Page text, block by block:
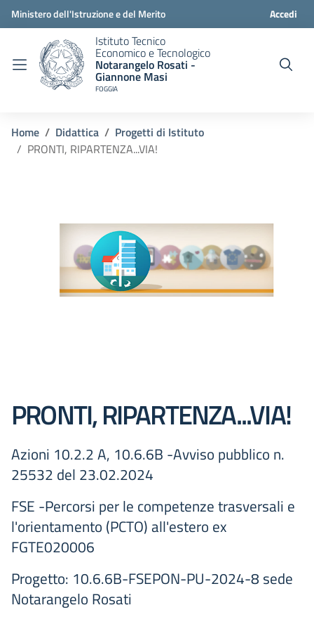
Ministero dell'Istruzione e del Merito Accedi
Istituto Tecnico
Economico e Tecnologico
Notarangelo Rosati -
Giannone Masi
FOGGIA
Home Didattica
Progetti di Istituto
PRONTI, RIPARTENZA...VIA!
PRONTI, RIPARTENZA...VIA!
Azioni 10.2.2 A, 10.6.6B -Avviso pubblico n.
25532 del 23.02.2024
FSE -Percorsi per le competenze trasversali e
l'orientamento (PCTO) all'estero ex
FGTE020006
Progetto: 10.6.6B-FSEPON-PU-2024-8 sede
Notarangelo Rosati